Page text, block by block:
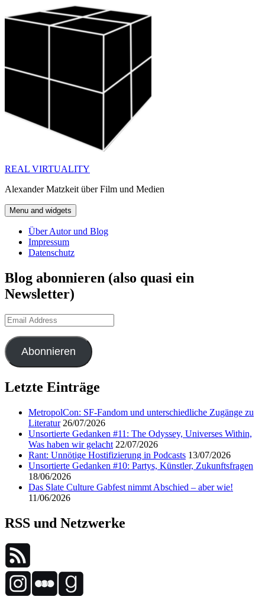
to
REAL VIRTUALITY
Alexander Matzkeit über Film und Medien
Menu and widgets
Über Autor und Blog
Impressum
Datenschutz
Blog abonnieren (also quasi ein
Newsletter)
Email
Address
Abonnieren
Letzte Einträge
MetropolCon: SF-Fandom und unterschiedliche Zugänge zu
Literatur 26/07/2026
Unsortierte Gedanken #11: The Odyssey, Universes Within,
Was haben wir gelacht 22/07/2026
Rant: Unnötige Hostifizierung in Podcasts 13/07/2026
Unsortierte Gedanken #10: Partys, Künstler, Zukunftsfragen
18/06/2026
Das Slate Culture Gabfest nimmt Abschied – aber wie!
11/06/2026
RSS und Netzwerke